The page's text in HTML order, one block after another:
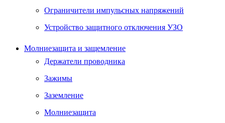
Ограничители импульсных напряжений
Устройство защитного отключения УЗО
Молниезащита и защемление
Держатели проводника
Зажимы
Заземление
Молниезащита